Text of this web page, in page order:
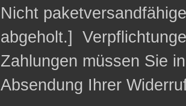
Nicht
abgeholt.]
Zahlungen müssen Sie
Absendung Ihrer